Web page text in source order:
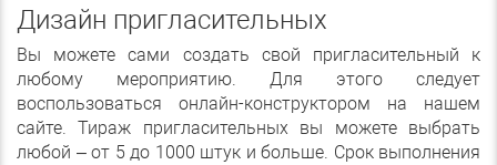
Дизайн пригласительных
Вы можете сами создать свой пригласительный к
любому мероприятию. Для этого следует
воспользоваться онлайн-конструктором на нашем
сайте. Тираж пригласительных вы можете выбрать
любой – от 5 до 1000 штук и больше. Срок выполнения